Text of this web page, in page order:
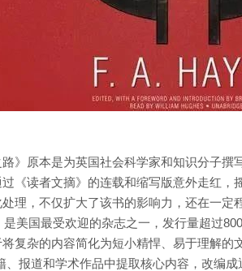
》原本是为英国社会科学家和知识分子
《读者文摘》的连载和缩写版意外走红
理，不仅扩大了该书的影响力，还在一
是美国最受欢迎的杂志之一，发行量超过
复杂的内容简化为短小精悍、易于理解的
、报道和学术作品中提取核心内容，改编成